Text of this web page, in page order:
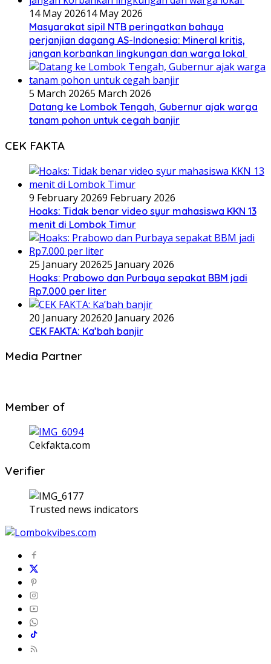
14 May 202614 May 2026
Masyarakat sipil NTB peringatkan bahaya
perjanjian dagang AS-Indonesia: Mineral kritis,
jangan korbankan lingkungan dan warga lokal
5 March 20265 March 2026
Datang ke Lombok Tengah, Gubernur ajak warga
tanam pohon untuk cegah banjir
CEK FAKTA
9 February 20269 February 2026
Hoaks: Tidak benar video syur mahasiswa KKN 13
menit di Lombok Timur
25 January 202625 January 2026
Hoaks: Prabowo dan Purbaya sepakat BBM jadi
Rp7.000 per liter
20 January 202620 January 2026
CEK FAKTA: Ka’bah banjir
Media Partner
Member of
Cekfakta.com
Verifier
Trusted news indicators